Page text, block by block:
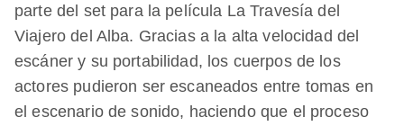
parte del set para la película La Travesía del
Viajero del Alba. Gracias a la alta velocidad del
escáner y su portabilidad, los cuerpos de los
actores pudieron ser escaneados entre tomas en
el escenario de sonido, haciendo que el proceso